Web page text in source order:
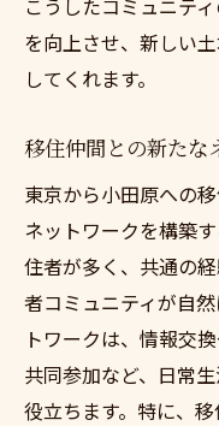
こうしたコミュニテ
を向上させ、新しい
してくれます。
移住仲間との新たな
東京から小田原への
ネットワークを構築
住者が多く、共通の
者コミュニティが自
トワークは、情報交
共同参加など、日常
役立ちます。特に、